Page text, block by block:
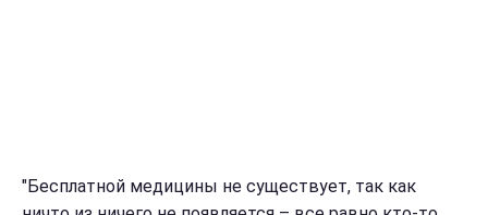
"Бесплатной медицины не существует, так как